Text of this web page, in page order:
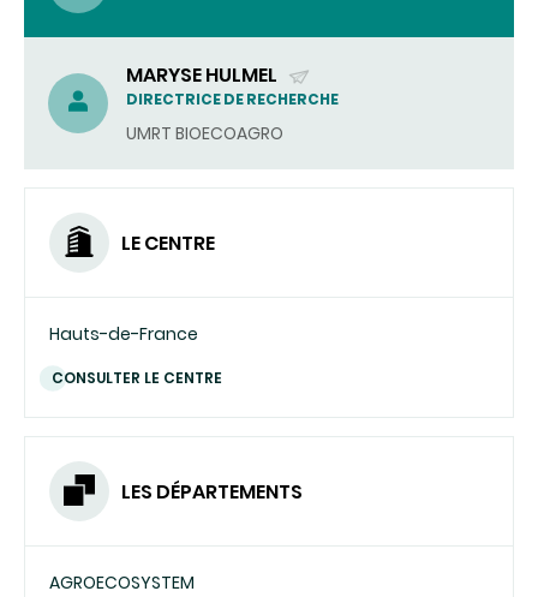
MARYSE HULMEL
(ENVOYER
UN
DIRECTRICE DE RECHERCHE
UMRT BIOECOAGRO
LE CENTRE
Hauts-de-France
CONSULTER LE CENTRE
LES DÉPARTEMENTS
AGROECOSYSTEM